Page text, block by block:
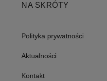
NA SKRÓTY
Polityka prywatności
Aktualności
Kontakt